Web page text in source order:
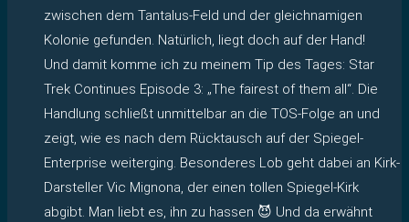
zwischen dem Tantalus-Feld und der gleichnamigen
Kolonie gefunden. Natürlich, liegt doch auf der Hand!
Und damit komme ich zu meinem Tip des Tages: Star
Trek Continues Episode 3: „The fairest of them all“. Die
Handlung schließt unmittelbar an die TOS-Folge an und
zeigt, wie es nach dem Rücktausch auf der Spiegel-
Enterprise weiterging. Besonderes Lob geht dabei an Kirk-
Darsteller Vic Mignona, der einen tollen Spiegel-Kirk
abgibt. Man liebt es, ihn zu hassen 😈 Und da erwähnt